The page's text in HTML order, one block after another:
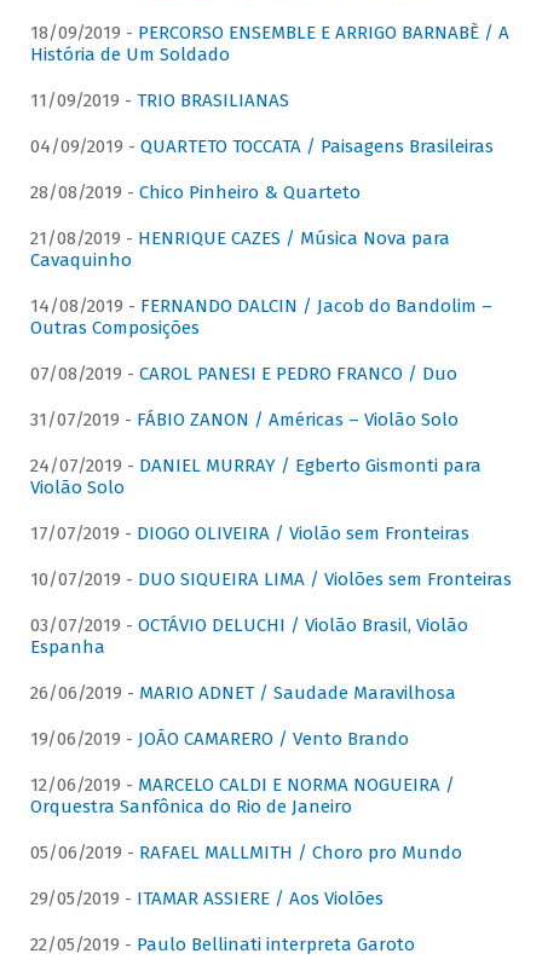
18/09/2019 - PERCORSO ENSEMBLE E ARRIGO BARNABÈ / A
História de Um Soldado
11/09/2019 - TRIO BRASILIANAS
04/09/2019 - QUARTETO TOCCATA / Paisagens Brasileiras
28/08/2019 - Chico Pinheiro & Quarteto
21/08/2019 - HENRIQUE CAZES / Música Nova para
Cavaquinho
14/08/2019 - FERNANDO DALCIN / Jacob do Bandolim –
Outras Composições
07/08/2019 - CAROL PANESI E PEDRO FRANCO / Duo
31/07/2019 - FÁBIO ZANON / Américas – Violão Solo
24/07/2019 - DANIEL MURRAY / Egberto Gismonti para
Violão Solo
17/07/2019 - DIOGO OLIVEIRA / Violão sem Fronteiras
10/07/2019 - DUO SIQUEIRA LIMA / Violões sem Fronteiras
03/07/2019 - OCTÁVIO DELUCHI / Violão Brasil, Violão
Espanha
26/06/2019 - MARIO ADNET / Saudade Maravilhosa
19/06/2019 - JOÃO CAMARERO / Vento Brando
12/06/2019 - MARCELO CALDI E NORMA NOGUEIRA /
Orquestra Sanfônica do Rio de Janeiro
05/06/2019 - RAFAEL MALLMITH / Choro pro Mundo
29/05/2019 - ITAMAR ASSIERE / Aos Violões
22/05/2019 - Paulo Bellinati interpreta Garoto